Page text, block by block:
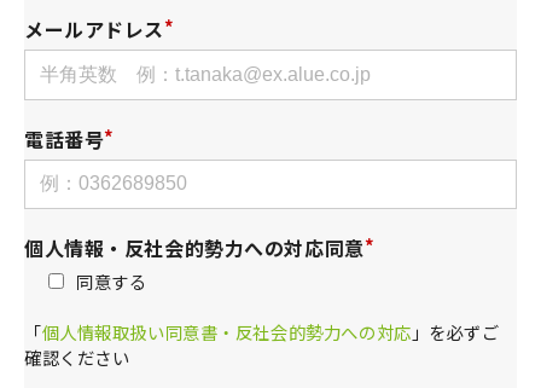
メールアドレス
電話番号
個人情報・反社会的勢力への対応同意
同意する
「個人情報取扱い同意書・反社会的勢力への対応 」を必ずご
確認ください